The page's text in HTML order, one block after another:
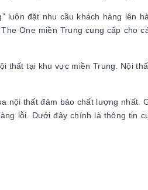
luôn đặt nhu cầu khách hàng
One miền Trung cung cấp
thất tại khu vực miền Trung. Nội
nội thất đảm bảo chất lượng
lỗi. Dưới đây chính là thông tin